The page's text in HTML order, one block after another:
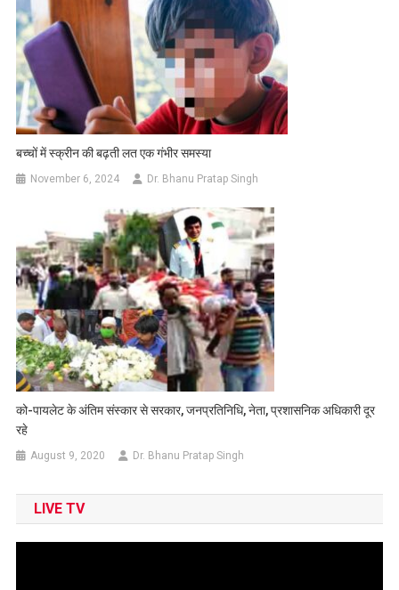
बच्चों में स्क्रीन की बढ़ती लत एक गंभीर समस्या
November 6, 2024 Dr. Bhanu Pratap Singh
को-पायलेट के अंतिम संस्कार से सरकार, जनप्रतिनिधि, नेता, प्रशासनिक अधिकारी दूर
रहे
August 9, 2020 Dr. Bhanu Pratap Singh
LIVE TV